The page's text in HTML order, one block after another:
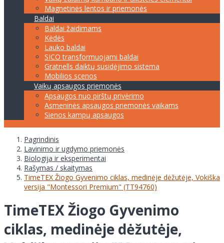
Magnetinės lentos ir priemonės
Baldai
Baldai žaidimams
Kėdės
Lauko baldai
SICO transformuojami baldai
Gratnells daiktų susidėjimo sistema
Mobilios scenos
Vaikų apsaugos priemonės
Apsaugos nuo pirštų privėrimo
Asmeninės apsaugos priemonės vaikams
Sienos kampų apsaugos
Pagrindinis
Lavinimo ir ugdymo priemonės
Biologija ir eksperimentai
Rašymas / skaitymas
TimeTEX Žiogo Gyvenimo ciklas, medinėje dėžutėje, Vokiška
versija "Montessori Premium" (TT94760)
TimeTEX Žiogo Gyvenimo
ciklas, medinėje dėžutėje,